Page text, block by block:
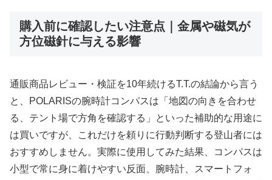
購入前に確認したい注意点｜金属や磁気が
方位磁針に与える影響
通販商品レビュー・検証を10年続けるT.T.の結論から言う
と、POLARISの腕時計コンパスは「地図の向きを合わせ
る、テント場で方角を確認する」といった補助的な用途に
は買いですが、これだけを頼りに行動判断する登山者には
おすすめしません。実際に使用してみた結果、コンパスは
小型で常に身に着けやすい反面、腕時計、スマートフォ